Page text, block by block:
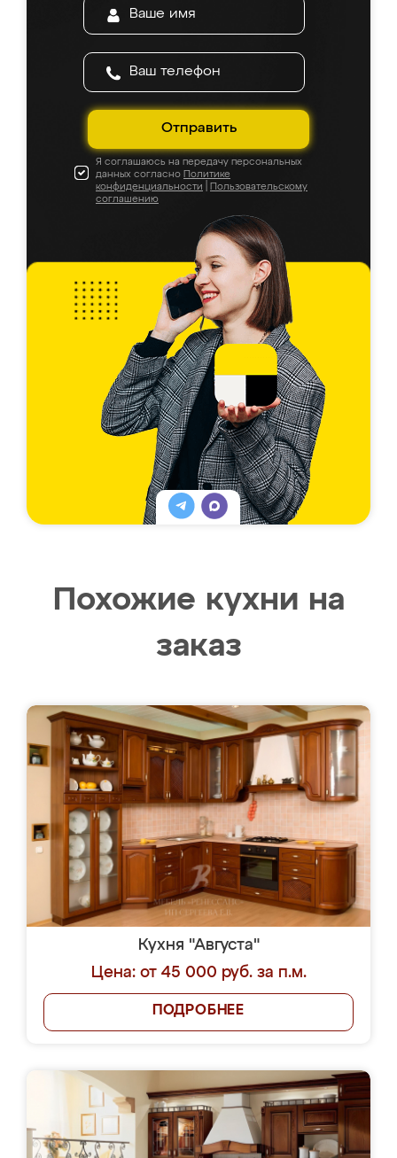
Отправить
Я соглашаюсь на передачу персональных
данных согласно Политике
конфиденциальности
Пользовательскому
соглашению
Похожие кухни на
заказ
Кухня "Августа"
Цена: от 45 000 руб. за п.м.
ПОДРОБНЕЕ